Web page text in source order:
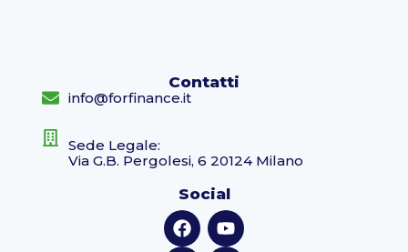
Contatti
info@forfinance.it
Sede Legale:
Via G.B. Pergolesi, 6 20124 Milano
Social